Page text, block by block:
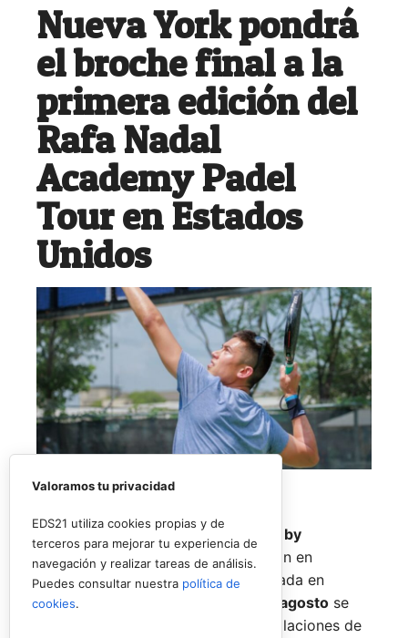
Nueva York pondrá
el broche final a la
primera edición del
Rafa Nadal
Academy Padel
Tour en Estados
Unidos
El Rafa Nadal Academy Padel Tour by
Playtomiccerrará su primera edición en
Estados Unidos con una última parada en
Nueva York
14 al 16 de agosto se
disputará el torneo final en las instalaciones de
Valoramos tu privacidad
EDS21 utiliza cookies propias y de
terceros para mejorar tu experiencia de
navegación y realizar tareas de análisis.
Puedes consultar nuestra política de
cookies.